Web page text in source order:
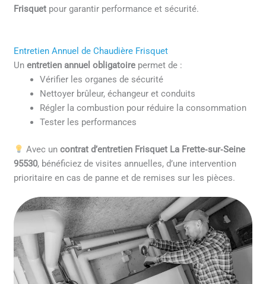
Frisquet pour garantir performance et sécurité.
Entretien Annuel de Chaudière Frisquet
Unentretien annuel obligatoire permet de :
Vérifier les organes de sécurité
Nettoyer brûleur, échangeur et conduits
Régler la combustion pour réduire la consommation
Tester les performances
Avec un contrat d’entretien Frisquet La Frette‑sur‑Seine
95530, bénéficiez de visites annuelles, d’une intervention
prioritaire en cas de panne et de remises sur les pièces.